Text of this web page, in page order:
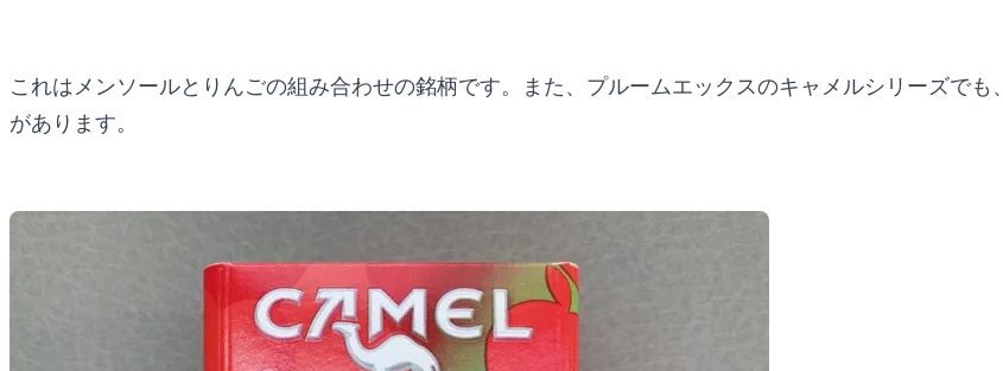
これはメンソールとりんごの組み合わせの銘柄です。また、プルームエックスのキャメルシリーズでも、
があります。